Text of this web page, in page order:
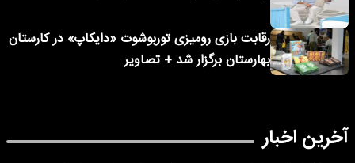
رقابت بازی رومیزی توربوشوت «دایکاپ» در کارستان
بهارستان برگزار شد + تصاویر
آخرین اخبار